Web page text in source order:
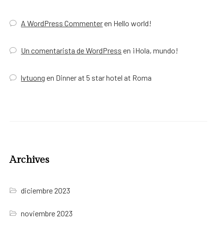
A WordPress Commenteren Hello world!
Un comentarista de WordPress en ¡Hola, mundo!
lvtuong en Dinner at 5 star hotel at Roma
Archives
diciembre 2023
noviembre 2023